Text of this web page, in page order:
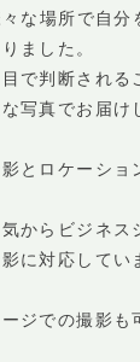
な場所で自分
ました。
で判断される
写真でお届け
とロケーショ
からビジネス
に対応してい
ジでの撮影も